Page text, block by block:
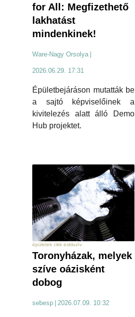
for All: Megfizethető
lakhatást
mindenkinek!
Ware-Nagy Orsolya
2026.06.29. 17:31
Épületbejáráson mutatták be
a sajtó képviselőinek a
kivitelezés alatt álló Demo
Hub projektet.
épületek cikk exkluzív
Toronyházak, melyek
szíve oázisként
dobog
sebesp | 2026.07.09. 10:32